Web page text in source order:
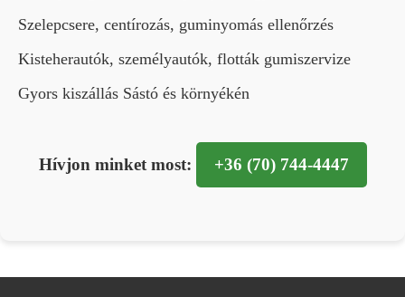
Szelepcsere, centírozás, guminyomás ellenőrzés
Kisteherautók, személyautók, flották gumiszervize
Gyors kiszállás Sástó és környékén
Hívjon minket most: +36 (70) 744-4447